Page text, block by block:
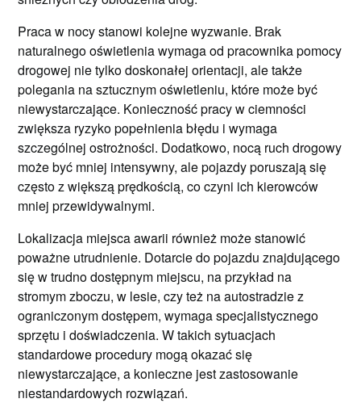
Praca w nocy stanowi kolejne wyzwanie. Brak
naturalnego oświetlenia wymaga od pracownika pomocy
drogowej nie tylko doskonałej orientacji, ale także
polegania na sztucznym oświetleniu, które może być
niewystarczające. Konieczność pracy w ciemności
zwiększa ryzyko popełnienia błędu i wymaga
szczególnej ostrożności. Dodatkowo, nocą ruch drogowy
może być mniej intensywny, ale pojazdy poruszają się
często z większą prędkością, co czyni ich kierowców
mniej przewidywalnymi.
Lokalizacja miejsca awarii również może stanowić
poważne utrudnienie. Dotarcie do pojazdu znajdującego
się w trudno dostępnym miejscu, na przykład na
stromym zboczu, w lesie, czy też na autostradzie z
ograniczonym dostępem, wymaga specjalistycznego
sprzętu i doświadczenia. W takich sytuacjach
standardowe procedury mogą okazać się
niewystarczające, a konieczne jest zastosowanie
niestandardowych rozwiązań.